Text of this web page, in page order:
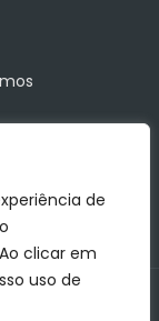
de
clicar em
uso de
Contábil.